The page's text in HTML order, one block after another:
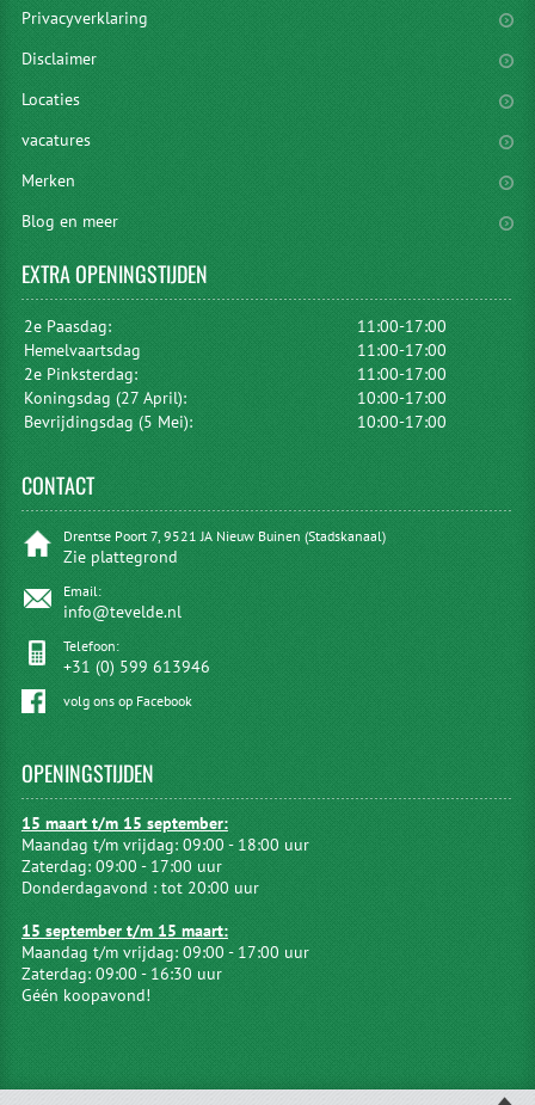
Privacyverklaring
Disclaimer
Locaties
vacatures
Merken
Blog en meer
EXTRAOPENINGSTIJDEN
2e Paasdag:
11:00-17:00
Hemelvaartsdag
11:00-17:00
2e Pinksterdag:
11:00-17:00
Koningsdag (27 April):
10:00-17:00
Bevrijdingsdag (5 Mei):
10:00-17:00
CONTACT
Drentse Poort 7, 9521 JA Nieuw Buinen (Stadskanaal)
Zie plattegrond
Email:
info@tevelde.nl
Telefoon:
+31 (0) 599 613946
volg ons op Facebook
OPENINGSTIJDEN
15 maart t/m 15 september:
Maandag t/m vrijdag: 09:00 - 18:00 uur
Zaterdag: 09:00 - 17:00 uur
Donderdagavond : tot 20:00 uur
15 september t/m 15 maart:
Maandag t/m vrijdag: 09:00 - 17:00 uur
Zaterdag: 09:00 - 16:30 uur
Géén koopavond!